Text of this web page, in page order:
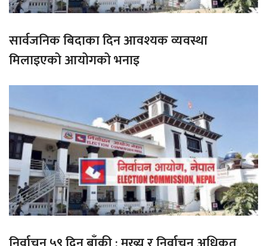
सार्वजनिक बिदाका दिन आवश्यक व्यवस्था
मिलाइएको आयोगको भनाइ